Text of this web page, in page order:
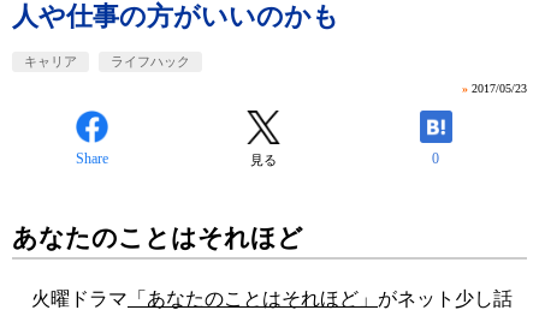
人や仕事の方がいいのかも
キャリア ライフハック
» 2017/05/23
Share 見る 0
あなたのことはそれほど
火曜ドラマ 「あなたのことはそれほど」 がネット少し話